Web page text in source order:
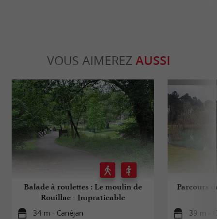
VOUS AIMEREZ AUSSI
Balade à roulettes : Le moulin de
Rouillac - Impraticable
34 m - Canéjan
Parcours
39 m -